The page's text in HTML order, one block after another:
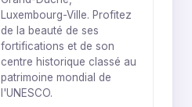
Luxembourg-Ville. Profitez
de la beauté de ses
fortifications et de son
centre historique classé au
patrimoine mondial de
l'UNESCO.